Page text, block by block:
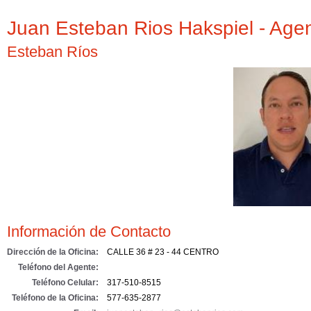
Juan Esteban Rios Hakspiel -
Esteban Ríos
Información de Contacto
Dirección de la Oficina:
CALLE 36 # 23 - 44 CENTRO
Teléfono del Agente:
Teléfono Celular:
317-510-8515
Teléfono de la Oficina:
577-635-2877